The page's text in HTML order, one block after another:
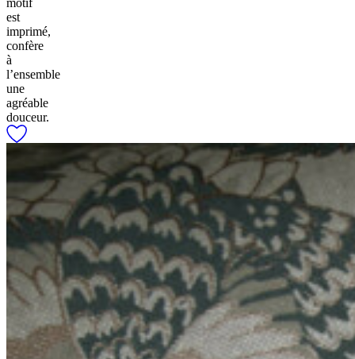
est
imprimé,
confère
à
l’ensemble
une
agréable
douceur.